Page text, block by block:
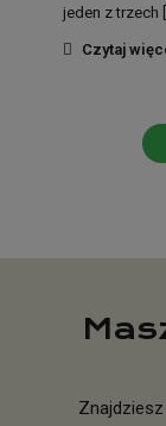
jeden z trzech
Czytaj